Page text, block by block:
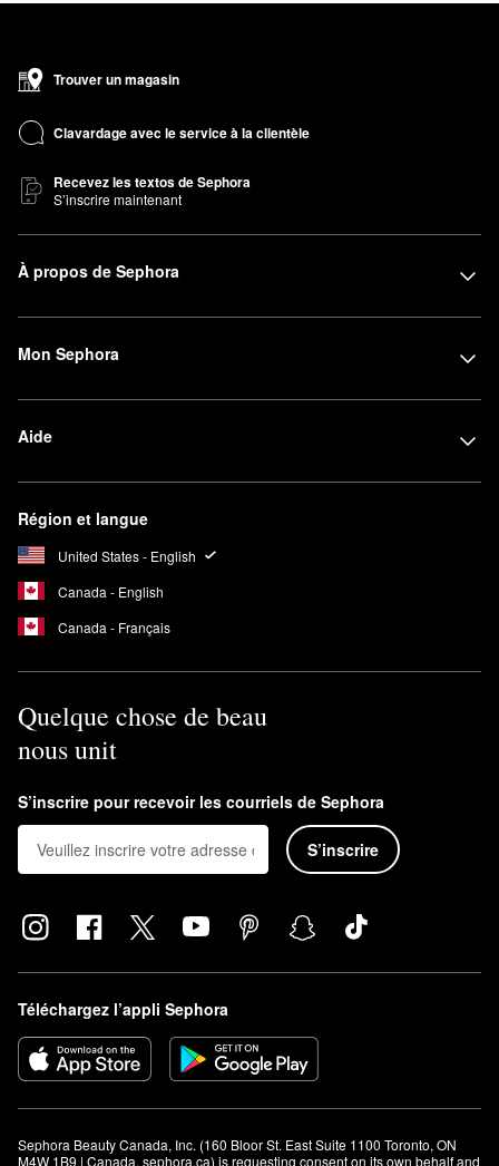
Trouver un magasin
Clavardage avec le service à la clientèle
Recevez les textos de Sephora
S’inscrire maintenant
À propos de Sephora
Mon Sephora
Aide
Région et langue
United States - English
Canada - English
Canada - Français
Quelque chose de beau
nous unit
S’inscrire pour recevoir les courriels de Sephora
S’inscrire
Téléchargez l’appli Sephora
Sephora Beauty Canada, Inc. (160 Bloor St. East Suite 1100 Toronto, ON
M4W 1B9 | Canada, sephora.ca) is requesting consent on its own behalf and